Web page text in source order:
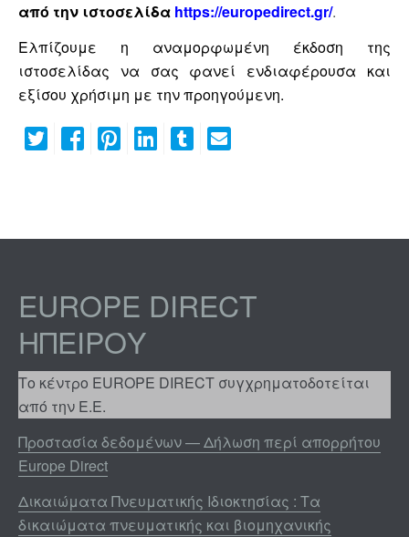
από την ιστοσελίδα https://europedirect.gr/.
Ελπίζουμε η αναμορφωμένη έκδοση της
ιστοσελίδας να σας φανεί ενδιαφέρουσα και
εξίσου χρήσιμη με την προηγούμενη.
EUROPE DIRECT
ΗΠΕΊΡΟΥ
Το κέντρο EUROPE DIRECT συγχρηματοδοτείται
από την Ε.Ε.
Προστασία δεδομένων — Δήλωση περί απορρήτου
Europe Direct
Δικαιώματα Πνευματικής Ιδιοκτησίας : Τα
δικαιώματα πνευματικής και βιομηχανικής